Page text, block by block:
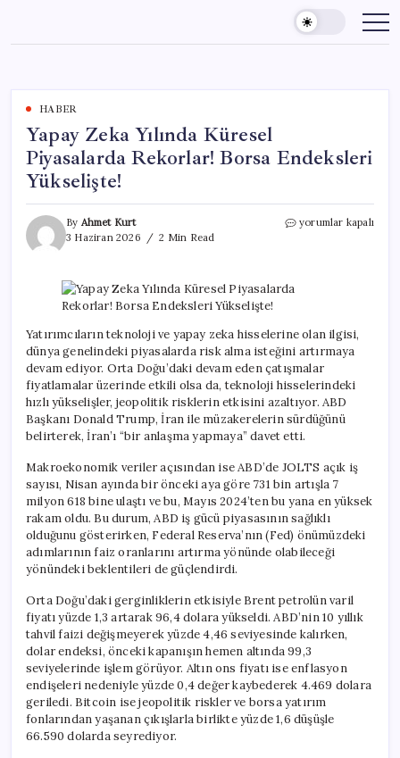
content
HABER
Yapay Zeka Yılında Küresel
Piyasalarda Rekorlar! Borsa Endeksleri
Yükselişte!
By Ahmet Kurt
3 Haziran 2026
2 Min Read
Yapay
Endeksleri
Yükselişte!
için
yorumlar kapalı
Yatırımcıların teknoloji ve yapay zeka hisselerine olan ilgisi,
dünya genelindeki piyasalarda risk alma isteğini artırmaya
devam ediyor. Orta Doğu’daki devam eden çatışmalar
fiyatlamalar üzerinde etkili olsa da, teknoloji hisselerindeki
hızlı yükselişler, jeopolitik risklerin etkisini azaltıyor. ABD
Başkanı Donald Trump, İran ile müzakerelerin sürdüğünü
belirterek, İran’ı “bir anlaşma yapmaya” davet etti.
Makroekonomik veriler açısından ise ABD’de JOLTS açık iş
sayısı, Nisan ayında bir önceki aya göre 731 bin artışla 7
milyon 618 bine ulaştı ve bu, Mayıs 2024’ten bu yana en yüksek
rakam oldu. Bu durum, ABD iş gücü piyasasının sağlıklı
olduğunu gösterirken, Federal Reserva’nın (Fed) önümüzdeki
adımlarının faiz oranlarını artırma yönünde olabileceği
yönündeki beklentileri de güçlendirdi.
Orta Doğu’daki gerginliklerin etkisiyle Brent petrolün varil
fiyatı yüzde 1,3 artarak 96,4 dolara yükseldi. ABD’nin 10 yıllık
tahvil faizi değişmeyerek yüzde 4,46 seviyesinde kalırken,
dolar endeksi, önceki kapanışın hemen altında 99,3
seviyelerinde işlem görüyor. Altın ons fiyatı ise enflasyon
endişeleri nedeniyle yüzde 0,4 değer kaybederek 4.469 dolara
geriledi. Bitcoin ise jeopolitik riskler ve borsa yatırım
fonlarından yaşanan çıkışlarla birlikte yüzde 1,6 düşüşle
66.590 dolarda seyrediyor.